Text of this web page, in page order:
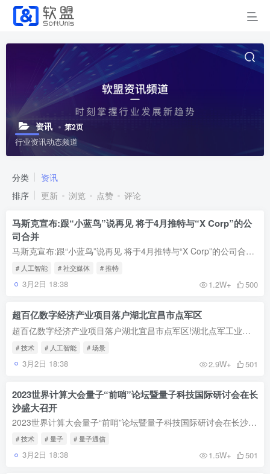
资讯 第2页
行业资讯动态频道
分类
资讯
排序
更新 浏览 点赞 评论
马斯克宣布:跟“小蓝鸟”说再见 将于4月推特与“X Corp”的公
司合并
马斯克宣布:跟“小蓝鸟”说再见 将于4月推特与“X Corp”的公司合并~!近日，特斯拉创始人伊隆·马斯克宣布，他将于4月份与社交媒体平台推特正式合并，共同成立一家名为“X Corp”的公司。这一消...
# 人工智能 # 社交媒体 # 推特
3月2日 18:38 1.2W+ 500
超百亿数字经济产业项目落户湖北宜昌市点军区
超百亿数字经济产业项目落户湖北宜昌市点军区!湖北点军工业园区管理委员会主任余恒：“宜昌点军区借助三峡绿电资源，目前已建和在建人工智能算力规模达到500P，是华中地区目前规模最大的人工智...
# 技术 # 人工智能 # 场景
3月2日 18:38 2.9W+ 501
2023世界计算大会量子“前哨”论坛暨量子科技国际研讨会在长
沙盛大召开
2023世界计算大会量子“前哨”论坛暨量子科技国际研讨会在长沙盛大召开！
# 技术 # 量子 # 量子通信
3月2日 18:38 1.5W+ 501